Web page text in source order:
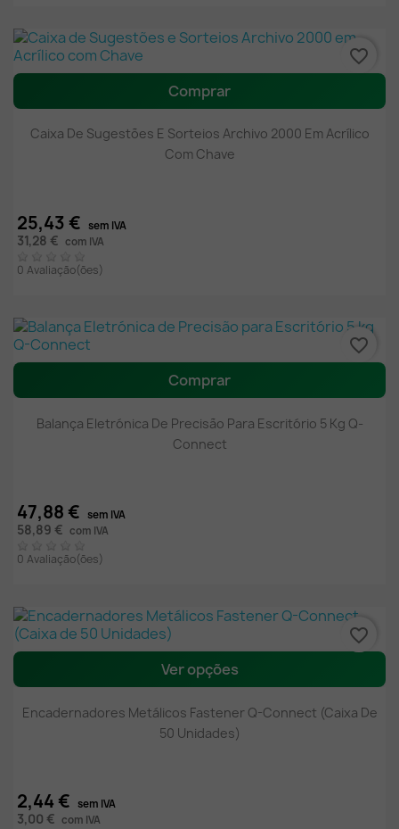
Comprar
Caixa De Sugestões E Sorteios Archivo 2000 Em Acrílico
Com Chave
25,43 € sem IVA
31,28 € com IVA
0 Avaliação(ões)
favorite_border
Comprar
Balança Eletrónica De Precisão Para Escritório 5 Kg Q-
Connect
47,88 € sem IVA
58,89 € com IVA
0 Avaliação(ões)
favorite_border
Ver opções
Encadernadores Metálicos Fastener Q-Connect (Caixa De
50 Unidades)
2,44 € sem IVA
3,00 € com IVA
favorite_border